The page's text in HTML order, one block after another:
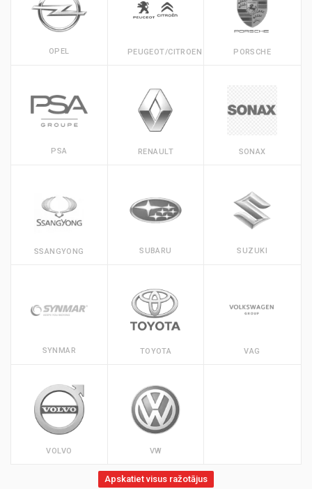
OPEL PEUGEOT/CITROEN PORSCHE
PSA RENAULT SONAX
SSANGYONG SUBARU SUZUKI
SYNMAR TOYOTA VAG
VOLVO VW
Apskatiet visus ražotājus